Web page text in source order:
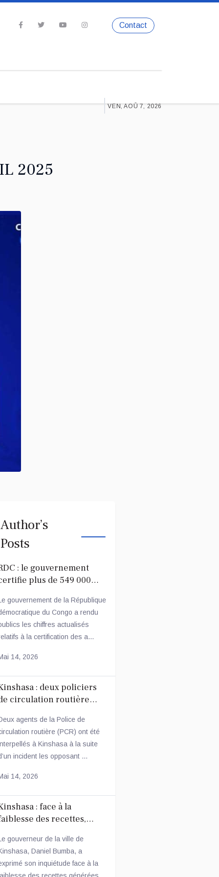
Contact
VEN, AOÛ 7, 2026
2025
Author’s
Posts
: le gouvernement
plus de 549 000
gouvernement de la République
du Congo a rendu
les chiffres actualisés
à la certification des a...
14, 2026
: deux policiers
circulation routière
avec un
agents de la Police de
routière (PCR) ont été
à Kinshasa à la suite
incident les opposant ...
14, 2026
: face à la
des recettes,
fiscales
gouverneur de la ville de
Daniel Bumba, a
son inquiétude face à la